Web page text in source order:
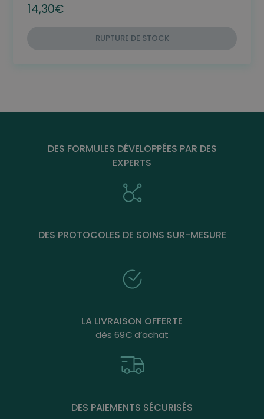
14,30€
RUPTURE DE STOCK
DES FORMULES DÉVELOPPÉES PAR DES
EXPERTS
DES PROTOCOLES DE SOINS SUR-MESURE
LA LIVRAISON OFFERTE
dès 69€ d’achat
DES PAIEMENTS SÉCURISÉS